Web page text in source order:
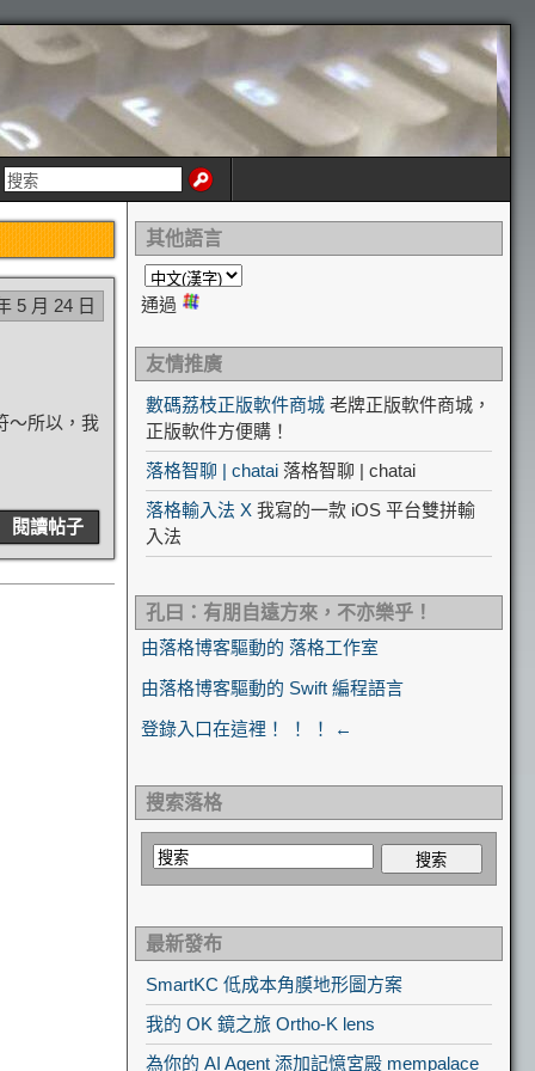
5 月 24 日
～所以，我
閱讀帖子
其他語言
通過
友情推廣
數碼荔枝正版軟件商城 老牌正版軟件商城，
正版軟件方便購！
落格智聊 | chatai 落格智聊 | chatai
落格輸入法 X 我寫的一款 iOS 平台雙拼輸
入法
孔曰：有朋自遠方來，不亦樂乎！
由落格博客驅動的 落格工作室
由落格博客驅動的 Swift 編程語言
登錄入口在這裡！ ！ ！ ←
搜索落格
最新發布
SmartKC 低成本角膜地形圖方案
我的 OK 鏡之旅 Ortho-K lens
為你的 AI Agent 添加記憶宮殿 mempalace